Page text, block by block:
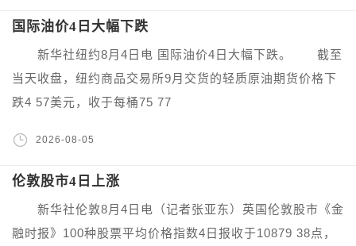
国际油价4日大幅下跌
新华社纽约8月4日电 国际油价4日大幅下跌。 截至
当天收盘，纽约商品交易所9月交货的轻质原油期货价格下
跌4 57美元，收于每桶75 77
2026-08-05
伦敦股市4日上涨
新华社伦敦8月4日电（记者张亚东）英国伦敦股市《金
融时报》100种股票平均价格指数4日报收于10879 38点，